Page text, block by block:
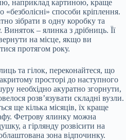
наприклад картиною, краще
способи кріплення.
зібрати в одну коробку та
– ялинка з дрібниць. Її
на місце, якщо ви
протягом року.
та гілок, переконайтеся, що
просторі до наступного
необхідно акуратно згорнути,
розв’язувати складні вузли.
ще кілька місяців, їх краще
Фетрову ялинку можна
а гірлянду розвісити на
зона відпочинку.